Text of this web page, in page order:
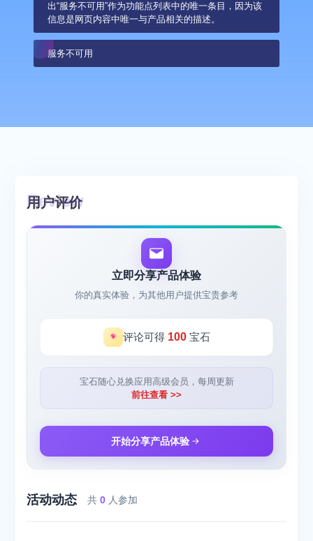
出“服务不可用”作为功能点列表中的唯一条目，因为该
信息是网页内容中唯一与产品相关的描述。
服务不可用
用户评价
立即分享产品体验
你的真实体验，为其他用户提供宝贵参考
评论可得 100宝石
宝石随心兑换应用高级会员，每周更新
前往查看 >>
开始分享产品体验
活动动态 共0 人参加